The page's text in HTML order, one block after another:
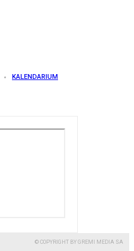
KALENDARIUM
© COPYRIGHT BY GREMI MEDIA SA